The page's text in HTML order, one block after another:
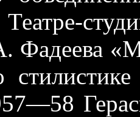
Театре-
Фадеева